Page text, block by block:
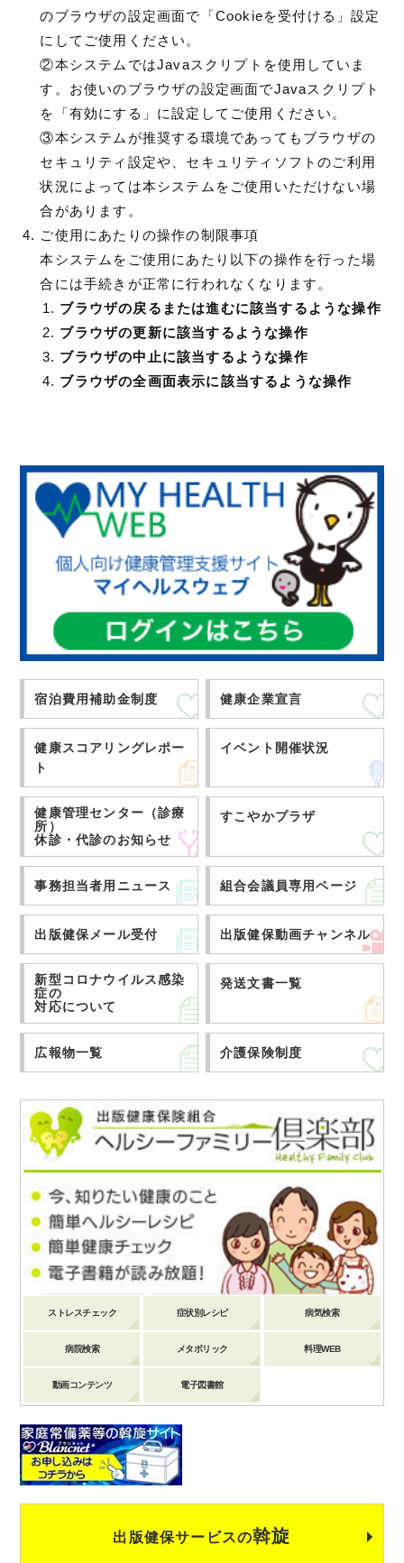
のブラウザの設定画面で「Cookieを受付ける」設定
にしてご使用ください。
②本システムではJavaスクリプトを使用していま
す。お使いのブラウザの設定画面でJavaスクリプト
を「有効にする」に設定してご使用ください。
③本システムが推奨する環境であってもブラウザの
セキュリティ設定や、セキュリティソフトのご利用
状況によっては本システムをご使用いただけない場
合があります。
ご使用にあたりの操作の制限事項
本システムをご使用にあたり以下の操作を行った場
合には手続きが正常に行われなくなります。
ブラウザの戻るまたは進むに該当するような操作
ブラウザの更新に該当するような操作
ブラウザの中止に該当するような操作
ブラウザの全画面表示に該当するような操作
宿泊費用補助金制度 健康企業宣言
健康スコアリングレポー
ト
イベント開催状況
健康管理センター（診療
所）
休診・代診のお知らせ
すこやかプラザ
事務担当者用ニュース 組合会議員専用ページ
出版健保メール受付 出版健保動画チャンネル
新型コロナウイルス感染
症の
対応について
発送文書一覧
広報物一覧 介護保険制度
ストレスチェック 症状別レシピ 病気検索
病院検索 メタボリック 料理WEB
動画コンテンツ 電子図書館
出版健保サービスの斡旋